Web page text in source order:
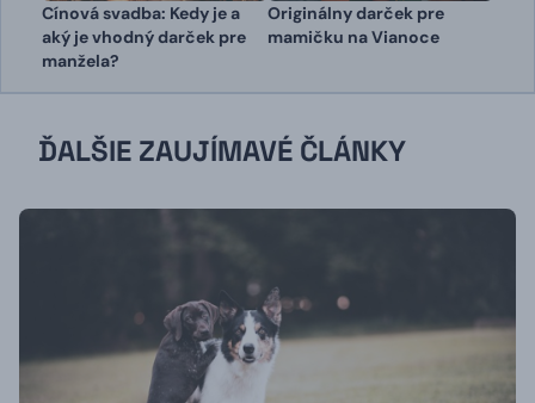
Cínová svadba: Kedy je a
aký je vhodný darček pre
manžela?
Originálny darček pre
mamičku na Vianoce
ĎALŠIE ZAUJÍMAVÉ ČLÁNKY